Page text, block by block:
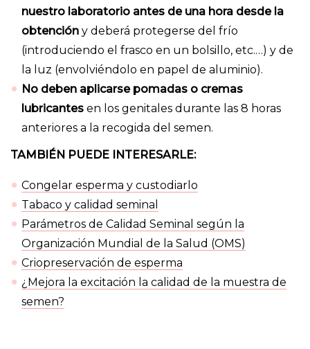
nuestro laboratorio antes de una hora desde la
obtención y deberá protegerse del frío
(introduciendo el frasco en un bolsillo, etc.…) y de
la luz (envolviéndolo en papel de aluminio).
No deben aplicarse pomadas o cremas
lubricantes en los genitales durante las 8 horas
anteriores a la recogida del semen.
TAMBIÉN PUEDE INTERESARLE:
Congelar esperma y custodiarlo
Tabaco y calidad seminal
Parámetros de Calidad Seminal según la
Organización Mundial de la Salud (OMS)
Criopreservación de esperma
¿Mejora la excitación la calidad de la muestra de
semen?